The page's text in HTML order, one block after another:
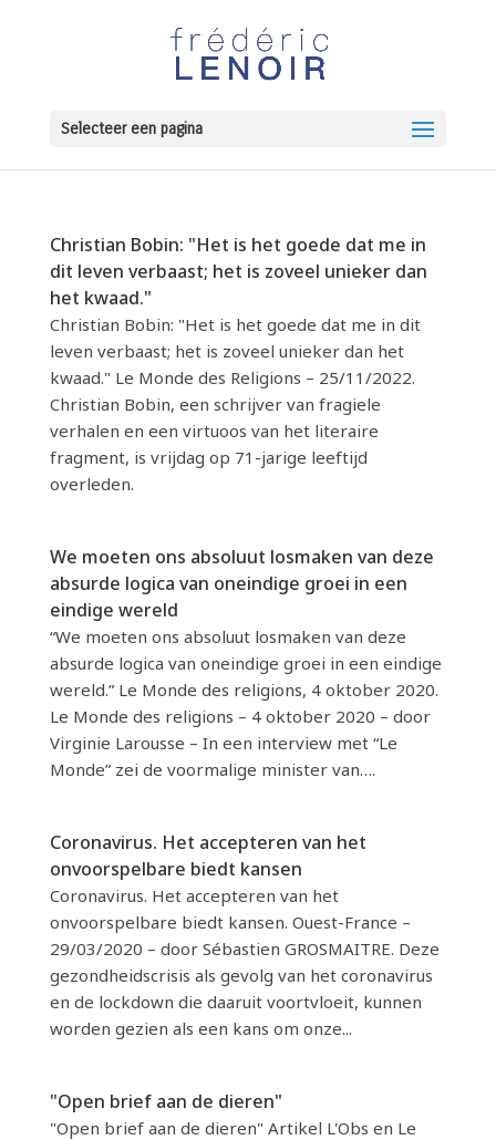
Selecteer een pagina
Christian Bobin: "Het is het goede dat me in
dit leven verbaast; het is zoveel unieker dan
het kwaad."
Christian Bobin: "Het is het goede dat me in dit
leven verbaast; het is zoveel unieker dan het
kwaad." Le Monde des Religions – 25/11/2022.
Christian Bobin, een schrijver van fragiele
verhalen en een virtuoos van het literaire
fragment, is vrijdag op 71-jarige leeftijd
overleden.
We moeten ons absoluut losmaken van deze
absurde logica van oneindige groei in een
eindige wereld
“We moeten ons absoluut losmaken van deze
absurde logica van oneindige groei in een eindige
wereld.” Le Monde des religions, 4 oktober 2020.
Le Monde des religions – 4 oktober 2020 – door
Virginie Larousse – In een interview met “Le
Monde” zei de voormalige minister van….
Coronavirus. Het accepteren van het
onvoorspelbare biedt kansen
Coronavirus. Het accepteren van het
onvoorspelbare biedt kansen. Ouest-France –
29/03/2020 – door Sébastien GROSMAITRE. Deze
gezondheidscrisis als gevolg van het coronavirus
en de lockdown die daaruit voortvloeit, kunnen
worden gezien als een kans om onze...
"Open brief aan de dieren"
"Open brief aan de dieren" Artikel L'Obs en Le